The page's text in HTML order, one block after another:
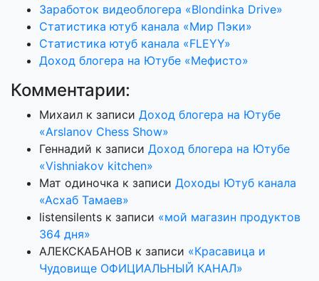
Заработок видеоблогера «Blondinka Drive»
Статистика ютуб канала «Мир Пэки»
Статистика ютуб канала «FLEYY»
Доход блогера на Ютубе «Мефисто»
Комментарии:
Михаил к записи Доход блогера на Ютубе
«Arslanov Chess Show»
Геннадий к записи Доход блогера на Ютубе
«Vishniakov kitchen»
Мат одиночка к записи Доходы Ютуб канала
«Асхаб Тамаев»
listensilents к записи «мой магазин продуктов
364 дня»
АЛЕКСКАБАНОВ к записи «Красавица и
Чудовище ОФИЦИАЛЬНЫЙ КАНАЛ»